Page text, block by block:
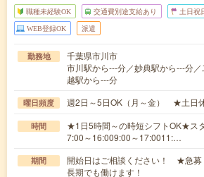
職種未経験OK 交通費別途支給あり 土日祝
WEB登録OK 派遣
勤務地
千葉県市川市
市川駅から---分／妙典駅から---分
越駅から---分
曜日頻度 週2日～5日OK（月～金） ★土日
時間
★1日5時間～の時短シフトOK★ス
7:00～16:009:00～17:0011:…
期間
開始日はご相談ください！ ★急
長期でも働けます！